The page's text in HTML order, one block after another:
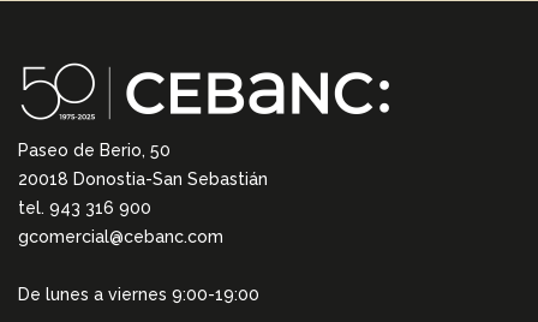
Paseo de Berio, 50
20018 Donostia-San Sebastián
tel. 943 316 900
gcomercial@cebanc.com
De lunes a viernes 9:00-19:00